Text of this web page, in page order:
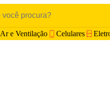
Ar e Ventilação Celulares